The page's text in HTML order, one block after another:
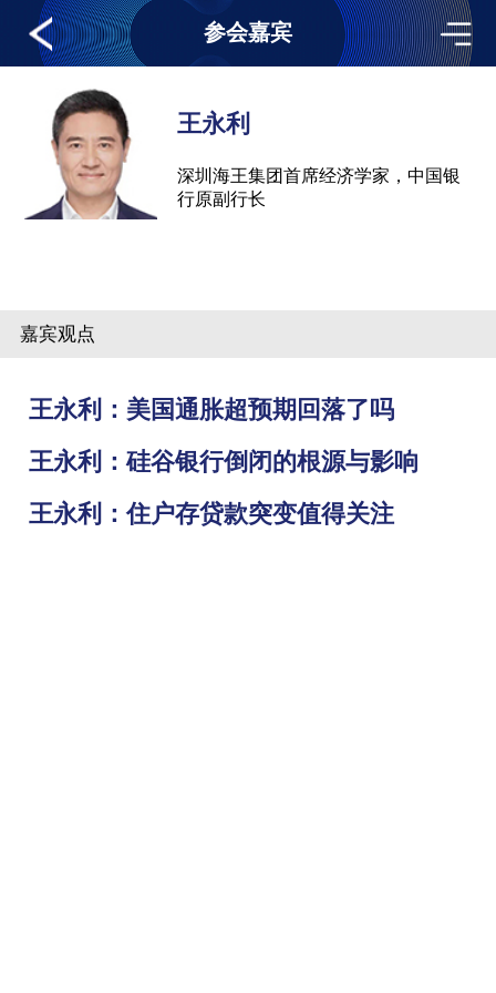
参会嘉宾
王永利
深圳海王集团首席经济学家，中国银
行原副行长
嘉宾观点
王永利：美国通胀超预期回落了吗
王永利：硅谷银行倒闭的根源与影响
王永利：住户存贷款突变值得关注